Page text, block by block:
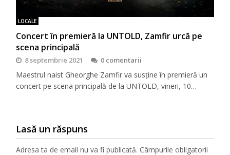
LOCALE
Concert în premieră la UNTOLD, Zamfir urcă pe
scena principală
8 septembrie 2021 0 comentarii
Maestrul naist Gheorghe Zamfir va susține în premieră un
concert pe scena principală de la UNTOLD, vineri, 10…
Lasă un răspuns
Adresa ta de email nu va fi publicată. Câmpurile obligatorii